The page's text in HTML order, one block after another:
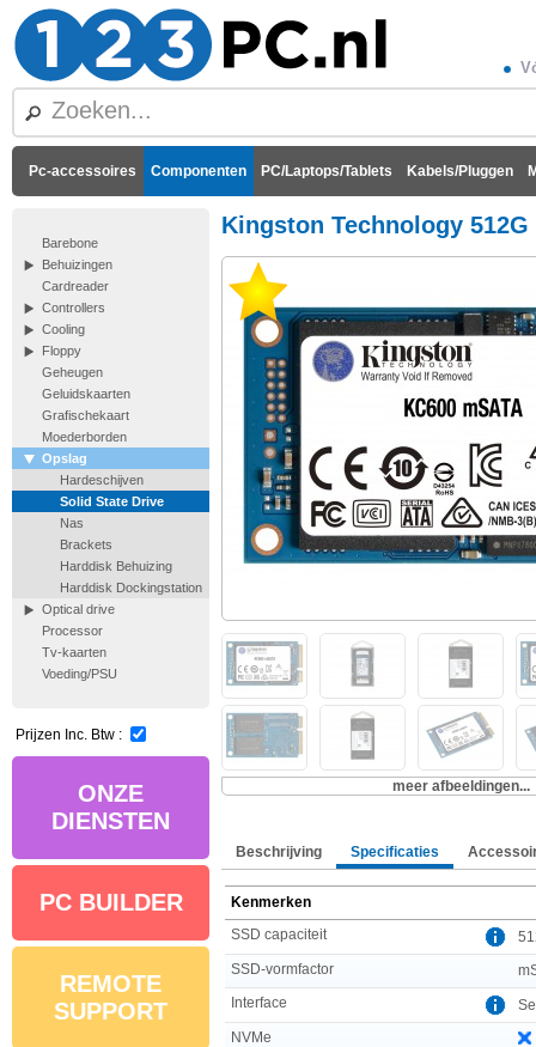
Pc-accessoires Componenten PC/Laptops/Tablets Kabels/Pluggen
Barebone
Behuizingen
Cardreader
Controllers
Cooling
Floppy
Geheugen
Geluidskaarten
Grafischekaart
Moederborden
Opslag
Hardeschijven
Solid State Drive
Nas
Brackets
Harddisk Behuizing
Harddisk Dockingstation
Optical drive
Processor
Tv-kaarten
Voeding/PSU
Prijzen Inc. Btw :
ONZE
DIENSTEN
PC BUILDER
REMOTE
SUPPORT
Kingston Technology 512G
meer afbeeldingen...
Beschrijving Specificaties
Kenmerken
SSD capaciteit
SSD-vormfactor
Interface
NVMe